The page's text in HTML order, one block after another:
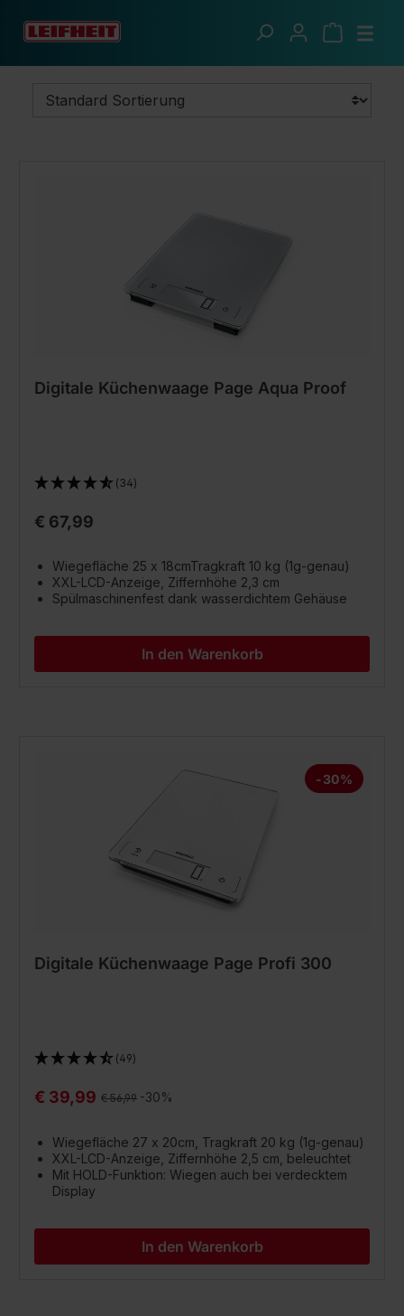
Zum Hauptinhalt springen
Digitale Küchenwaage Page Aqua Proof
(34)
€ 67,99
Wiegefläche 25 x 18cmTragkraft 10 kg (1g-genau)
XXL-LCD-Anzeige, Ziffernhöhe 2,3 cm
Spülmaschinenfest dank wasserdichtem Gehäuse
In den Warenkorb
-30%
Digitale Küchenwaage Page Profi 300
(49)
€ 39,99 Regulärer Preis:
€ 56,99 -30%
Wiegefläche 27 x 20cm, Tragkraft 20 kg (1g-genau)
XXL-LCD-Anzeige, Ziffernhöhe 2,5 cm, beleuchtet
Mit HOLD-Funktion: Wiegen auch bei verdecktem
Display
In den Warenkorb